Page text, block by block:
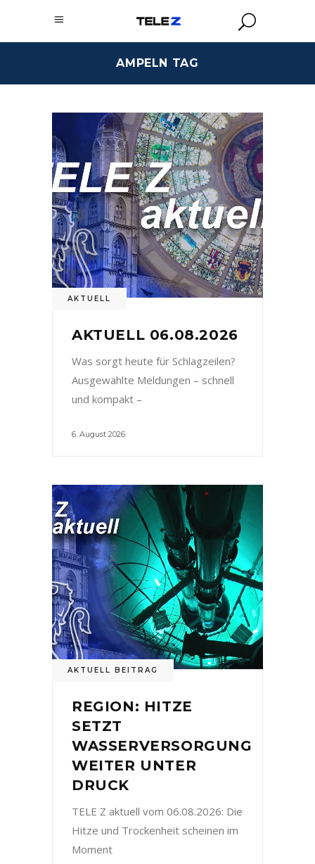
AMPELN TAG
AKTUELL
AKTUELL 06.08.2026
Was sorgt heute für Schlagzeilen?
Ausgewählte Meldungen – schnell
und kompakt –
6. August 2026
AKTUELL BEITRAG
REGION: HITZE
SETZT
WASSERVERSORGUNG
WEITER UNTER
DRUCK
TELE Z aktuell vom 06.08.2026: Die
Hitze und Trockenheit scheinen im
Moment